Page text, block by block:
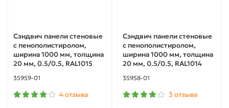
Сэндвич панели стеновые
с пенополистиролом,
ширина 1000 мм, толщина
20 мм, 0.5/0.5, RAL1015
35959-01
4 отзыва
Сэндвич панели стеновые
с пенополистиролом,
ширина 1000 мм, толщина
20 мм, 0.5/0.5, RAL1014
35958-01
3 отзыва